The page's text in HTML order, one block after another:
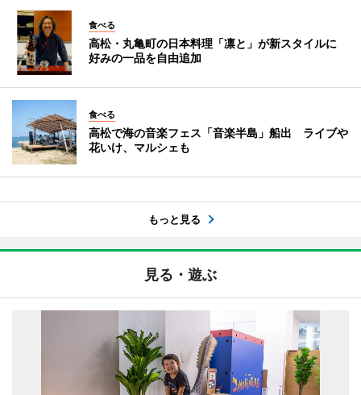
食べる
高松・丸亀町の日本料理「凛と」が新スタイルに
好みの一品を自由追加
食べる
高松で海の音楽フェス「音楽半島」船出 ライブや
花いけ、マルシェも
もっと見る
見る・遊ぶ